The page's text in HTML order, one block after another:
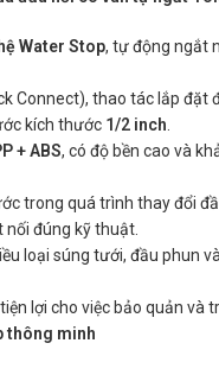
Water Stop, tự động ngắt
Connect), thao tác lắp đặt
kích thước 1/2 inch
+ ABS, có độ bền cao và
trong quá trình thay đổi
nối đúng kỹ thuật.
loại súng tưới, đầu phun
lợi cho việc bảo quản và
thông minh